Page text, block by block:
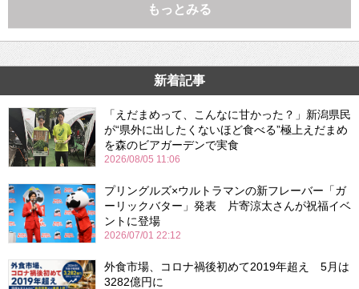
もっとみる
新着記事
「えだまめって、こんなに甘かった？」新潟県民
が“県外に出したくないほど食べる”極上えだまめ
を森のビアガーデンで実食
2026/08/05 11:06
プリングルズ×ウルトラマンの新フレーバー「ガ
ーリックバター」発表 片寄涼太さんが祝福イベ
ントに登場
2026/07/01 22:12
外食市場、コロナ禍後初めて2019年超え 5月は
3282億円に